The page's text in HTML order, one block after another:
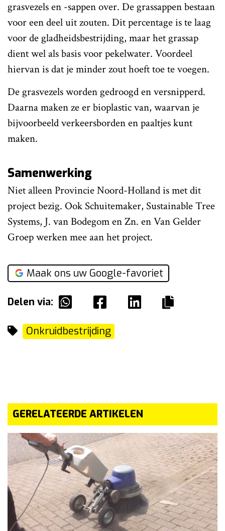
grasvezels en -sappen over. De grassappen bestaan
voor een deel uit zouten. Dit percentage is te laag
voor de gladheidsbestrijding, maar het grassap
dient wel als basis voor pekelwater. Voordeel
hiervan is dat je minder zout hoeft toe te voegen.
De grasvezels worden gedroogd en versnipperd.
Daarna maken ze er bioplastic van, waarvan je
bijvoorbeeld verkeersborden en paaltjes kunt
maken.
Samenwerking
Niet alleen Provincie Noord-Holland is met dit
project bezig. Ook Schuitemaker, Sustainable Tree
Systems, J. van Bodegom en Zn. en Van Gelder
Groep werken mee aan het project.
Maak ons uw Google-favoriet
Delen via:
Onkruidbestrijding
GERELATEERDE ARTIKELEN